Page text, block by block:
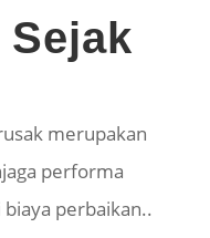
merupakan
performa
perbaikan..